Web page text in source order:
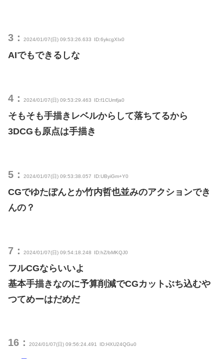
3： 2024/01/07(日) 09:53:26.633 ID:6ykcgXIx0
AIでもできるしな
4： 2024/01/07(日) 09:53:29.463 ID:f1CUmfja0
そもそも手描きレベルからして落ちてるから
3DCGも原点は手描き
5： 2024/01/07(日) 09:53:38.057 ID:UByiGm+Y0
CGでゆたぽんとか竹内哲也並みのアクションでき
んの？
7： 2024/01/07(日) 09:54:18.248 ID:hZ/bMKQJ0
フルCGならいいよ
基本手描きなのに予算削減でCGカットぶち込むや
つてめーはだめだ
16： 2024/01/07(日) 09:56:24.491 ID:HXU24QGu0